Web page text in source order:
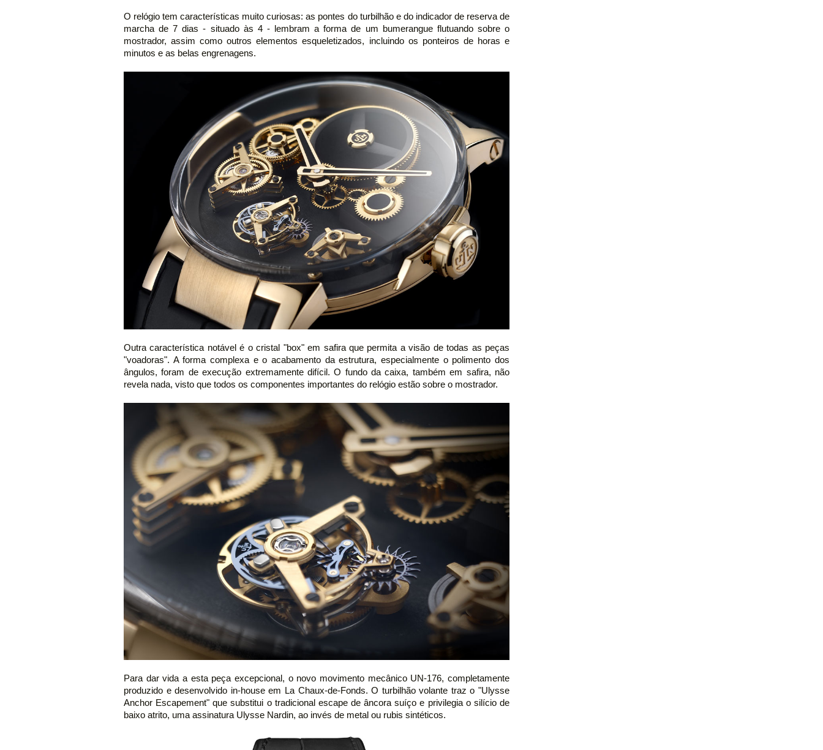
O relógio tem características muito curiosas: as pontes do turbilhão e do indicador de reserva de
marcha de 7 dias - situado às 4 - lembram a forma de um bumerangue flutuando sobre o
mostrador, assim como outros elementos esqueletizados, incluindo os ponteiros de horas e
minutos e as belas engrenagens.
Outra característica notável é o cristal "box" em safira que permita a visão de todas as peças
"voadoras". A forma complexa e o acabamento da estrutura, especialmente o polimento dos
ângulos, foram de execução extremamente difícil. O fundo da caixa, também em safira, não
revela nada, visto que todos os componentes importantes do relógio estão sobre o mostrador.
Para dar vida a esta peça excepcional, o novo movimento mecânico UN-176, completamente
produzido e desenvolvido in-house em La Chaux-de-Fonds. O turbilhão volante traz o "Ulysse
Anchor Escapement" que substitui o tradicional escape de âncora suíço e privilegia o silício de
baixo atrito, uma assinatura Ulysse Nardin, ao invés de metal ou rubis sintéticos.